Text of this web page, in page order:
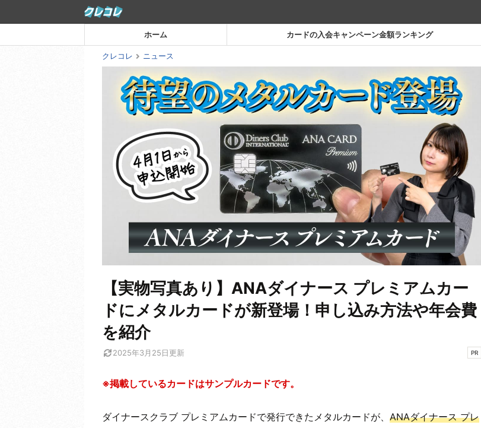
ン
ホーム カードの入会キャンペーン金額ランキング
クレコレ ニュース
【実物写真あり】ANAダイナース プレミアムカー
ドにメタルカードが新登場！申し込み方法や年会費
を紹介
2025年3月25日更新 PR
※掲載しているカードはサンプルカードです。
ダイナースクラブ プレミアムカードで発行できたメタルカードが、 ANAダイナース プレ